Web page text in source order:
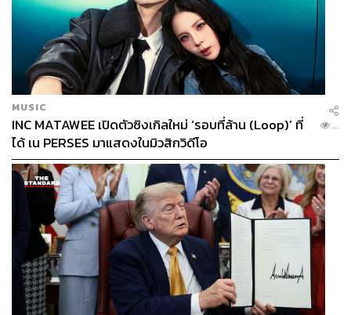
MUSIC
INC MATAWEE เปิดตัวซิงเกิลใหม่ ‘รอบที่ล้าน (Loop)’ ที่
ได้ เน PERSES มาแสดงในมิวสิกวิดีโอ
...